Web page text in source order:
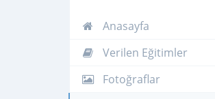
Anasayfa
Verilen Eğitimler
Fotoğraflar